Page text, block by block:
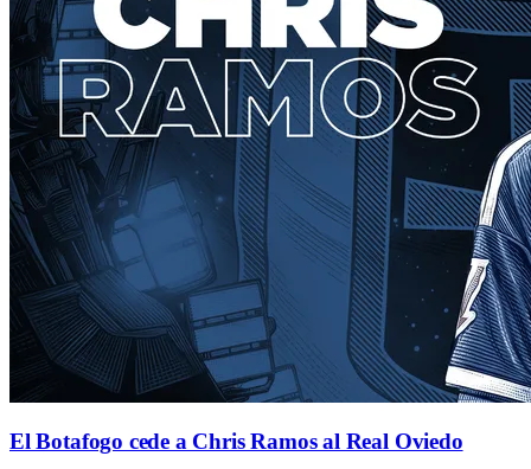
El Botafogo cede a Chris Ramos al Real Oviedo